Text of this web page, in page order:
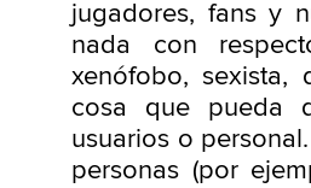
jugadores, fans y
nada con
xenófobo, sexista,
cosa que pueda
usuarios o
personas (por